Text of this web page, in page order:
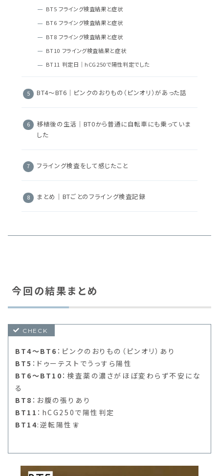
BT5 フライング検査結果と症状
BT6 フライング検査結果と症状
BT8 フライング検査結果と症状
BT10 フライング検査結果と症状
BT11 判定日｜hCG250で陽性判定でした
BT4〜BT6｜ピンクのおりもの（ピンオリ）があった話
移植後の生活｜BT0から普通に自転車にも乗っていま
した
フライング検査をして感じたこと
まとめ｜BTごとのフライング検査記録
今回の結果まとめ
BT4〜BT6 ：ピンクのおりもの（ピンオリ）あり
BT5 ：ドゥーテストでうっすら陽性
BT6〜BT10 ：検査薬の濃さがほぼ変わらず不安にな
る
BT8 ：お腹の張りあり
BT11 ：hCG250で陽性判定
BT14:逆転陽性🧚